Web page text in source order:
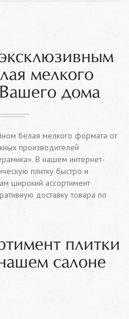
мелкого
дома
белая мелкого формата от
производителей
В нашем интернет-
плитку быстро и
широкий ассортимент
доставку товара по
плитки
салоне